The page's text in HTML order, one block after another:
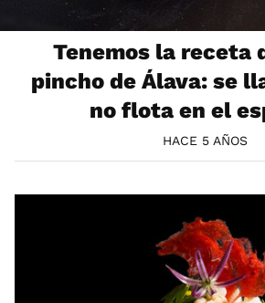
Tenemos la receta
pincho de Álava: se
no flota en el
HACE 5 AÑOS